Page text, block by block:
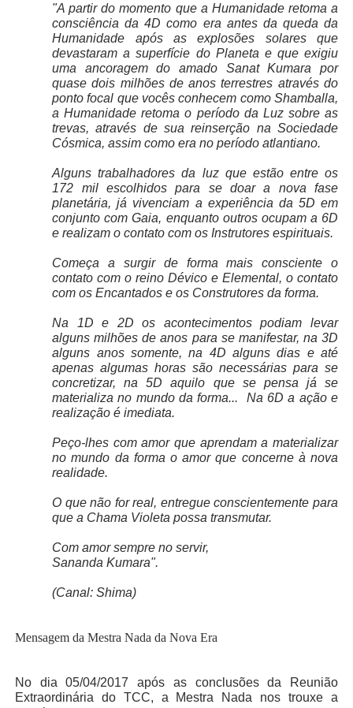
"A partir do momento que a Humanidade retoma a
consciência da 4D como era antes da queda da
Humanidade após as explosões solares que
devastaram a superfície do Planeta e que exigiu
uma ancoragem do amado Sanat Kumara por
quase dois milhões de anos terrestres através do
ponto focal que vocês conhecem como Shamballa,
a Humanidade retoma o período da Luz sobre as
trevas, através de sua reinserção na Sociedade
Cósmica, assim como era no período atlantiano.
Alguns trabalhadores da luz que estão entre os
172 mil escolhidos para se doar a nova fase
planetária, já vivenciam a experiência da 5D em
conjunto com Gaia, enquanto outros ocupam a 6D
e realizam o contato com os Instrutores espirituais.
Começa a surgir de forma mais consciente o
contato com o reino Dévico e Elemental, o contato
com os Encantados e os Construtores da forma.
Na 1D e 2D os acontecimentos podiam levar
alguns milhões de anos para se manifestar, na 3D
alguns anos somente, na 4D alguns dias e até
apenas algumas horas são necessárias para se
concretizar, na 5D aquilo que se pensa já se
materializa no mundo da forma...
Na 6D a ação e
realização é imediata.
Peço-lhes com amor que aprendam a materializar
no mundo da forma o amor que concerne à nova
realidade.
O que não for real, entregue conscientemente para
que a Chama Violeta possa transmutar.
Com amor sempre no servir,
Sananda Kumara".
(Canal: Shima)
Mensagem da Mestra Nada da Nova Era
No dia 05/04/2017 após as conclusões da Reunião
Extraordinária do TCC, a Mestra Nada nos trouxe a